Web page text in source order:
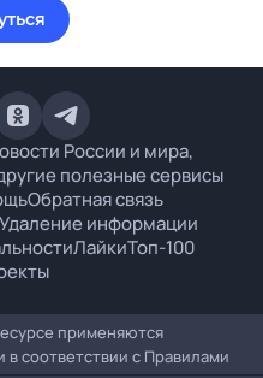
России и мира,
полезные сервисы
Обратная связь
информации
ЛайкиТоп-100
применяются
соответствии с Правилами